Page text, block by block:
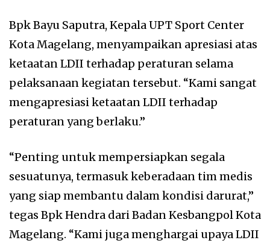
Bpk Bayu Saputra, Kepala UPT Sport Center
Kota Magelang, menyampaikan apresiasi atas
ketaatan LDII terhadap peraturan selama
pelaksanaan kegiatan tersebut. “Kami sangat
mengapresiasi ketaatan LDII terhadap
peraturan yang berlaku.”
“Penting untuk mempersiapkan segala
sesuatunya, termasuk keberadaan tim medis
yang siap membantu dalam kondisi darurat,”
tegas Bpk Hendra dari Badan Kesbangpol Kota
Magelang. “Kami juga menghargai upaya LDII